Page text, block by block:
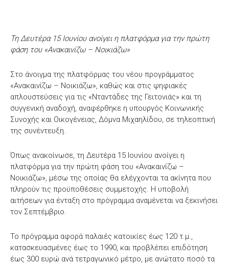
Τη Δευτέρα 15 Ιουνίου ανοίγει η πλατφόρμα για την πρώτη
φάση του «Ανακαινίζω – Νοικιάζω»
Στο άνοιγμα της πλατφόρμας του νέου προγράμματος
«Ανακαινίζω – Νοικιάζω», καθώς και στις ψηφιακές
απλουστεύσεις για τις «Νταντάδες της Γειτονιάς» και τη
συγγενική αναδοχή, αναφέρθηκε η υπουργός Κοινωνικής
Συνοχής και Οικογένειας, Δόμνα Μιχαηλίδου, σε τηλεοπτική
της συνέντευξη.
Όπως ανακοίνωσε, τη Δευτέρα 15 Ιουνίου ανοίγει η
πλατφόρμα για την πρώτη φάση του «Ανακαινίζω –
Νοικιάζω», μέσω της οποίας θα ελέγχονται τα ακίνητα που
πληρούν τις προϋποθέσεις συμμετοχής. Η υποβολή
αιτήσεων για ένταξη στο πρόγραμμα αναμένεται να ξεκινήσει
τον Σεπτέμβριο.
Το πρόγραμμα αφορά παλαιές κατοικίες έως 120 τ.μ.,
κατασκευασμένες έως το 1990, και προβλέπει επιδότηση
έως 300 ευρώ ανά τετραγωνικό μέτρο, με ανώτατο ποσό τα